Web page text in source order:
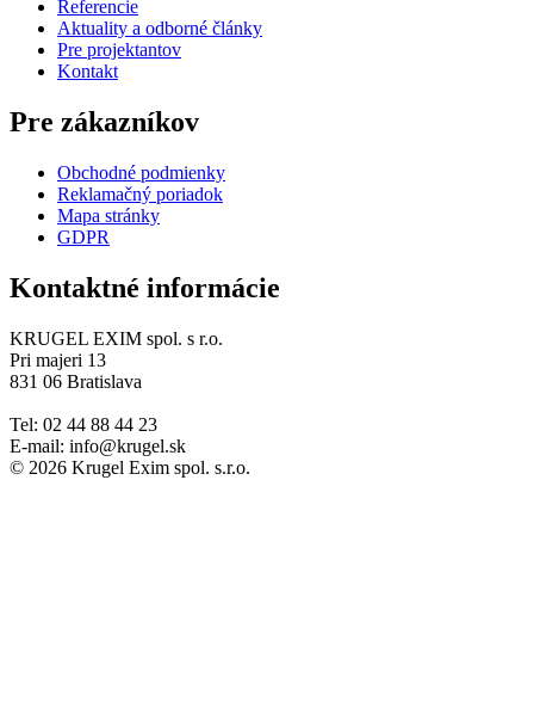
Referencie
Aktuality a odborné články
Pre projektantov
Kontakt
Pre zákazníkov
Obchodné podmienky
Reklamačný poriadok
Mapa stránky
GDPR
Kontaktné informácie
KRUGEL EXIM spol. s r.o.
Pri majeri 13
831 06 Bratislava
Tel: 02 44 88 44 23
E-mail: info@krugel.sk
© 2026 Krugel Exim spol. s.r.o.